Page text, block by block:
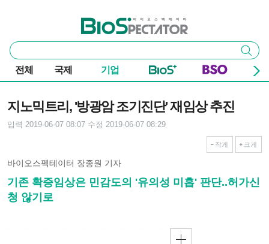
바이오스펙테이터
통
합
검
색
검색
전체 국제 기업
지노믹트리, '방광암 조기진단' 재임상 추진
입력 2019-06-07 08:07 수정 2019-06-07 08:29
작게 크게
바이오스펙테이터 장종원 기자
기존 확증임상은 민감도의 '유의성 미흡' 판단..허가신
청 않기로